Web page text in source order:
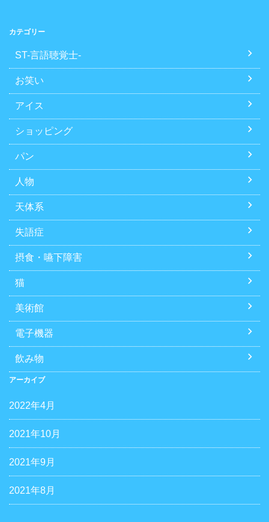
カテゴリー
ST-言語聴覚士-
お笑い
アイス
ショッピング
パン
人物
天体系
失語症
摂食・嚥下障害
猫
美術館
電子機器
飲み物
アーカイブ
2022年4月
2021年10月
2021年9月
2021年8月